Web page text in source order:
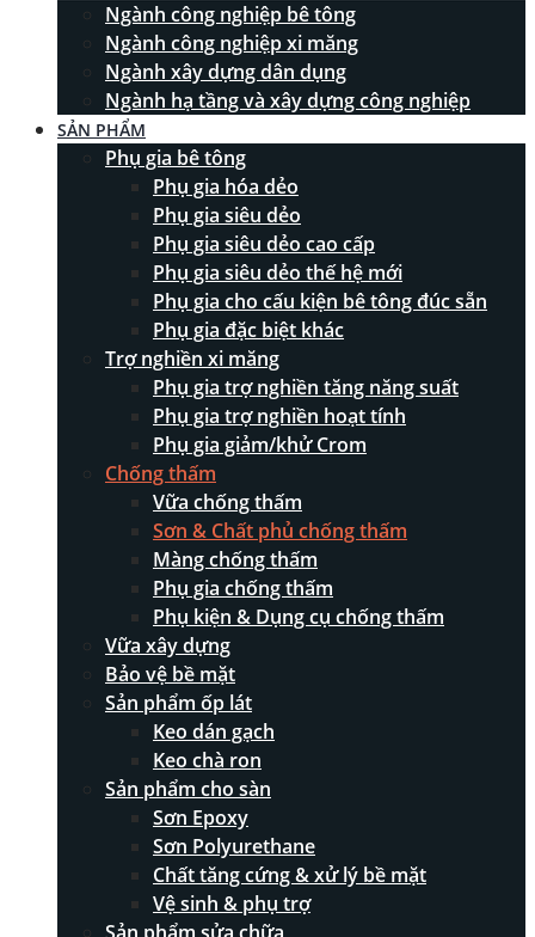
Ngành công nghiệp bê tông
Ngành công nghiệp xi măng
Ngành xây dựng dân dụng
Ngành hạ tầng và xây dựng công nghiệp
SẢN PHẨM
Phụ gia bê tông
Phụ gia hóa dẻo
Phụ gia siêu dẻo
Phụ gia siêu dẻo cao cấp
Phụ gia siêu dẻo thế hệ mới
Phụ gia cho cấu kiện bê tông đúc sẵn
Phụ gia đặc biệt khác
Trợ nghiền xi măng
Phụ gia trợ nghiền tăng năng suất
Phụ gia trợ nghiền hoạt tính
Phụ gia giảm/khử Crom
Chống thấm
Vữa chống thấm
Sơn & Chất phủ chống thấm
Màng chống thấm
Phụ gia chống thấm
Phụ kiện & Dụng cụ chống thấm
Vữa xây dựng
Bảo vệ bề mặt
Sản phẩm ốp lát
Keo dán gạch
Keo chà ron
Sản phẩm cho sàn
Sơn Epoxy
Sơn Polyurethane
Chất tăng cứng & xử lý bề mặt
Vệ sinh & phụ trợ